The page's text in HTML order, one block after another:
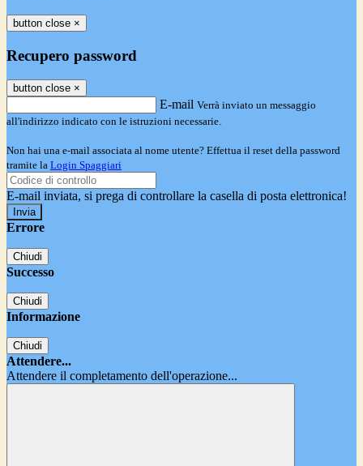
button close ×
Recupero password
button close ×
E-mail Verrà inviato un messaggio
all'indirizzo indicato con le istruzioni necessarie.
Non hai una e-mail associata al nome utente? Effettua il reset della password
tramite la Login Spaggiari
E-mail inviata, si prega di controllare la casella di posta elettronica!
Errore
Chiudi
Successo
Chiudi
Informazione
Chiudi
Attendere...
Attendere il completamento dell'operazione...